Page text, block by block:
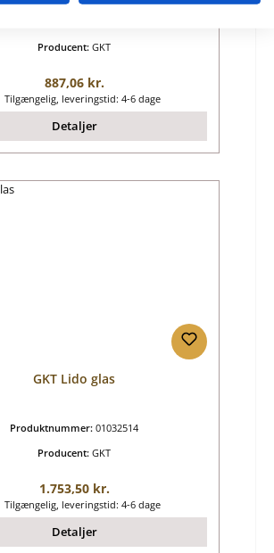
Producent: GKT
Almindelig pris:
887,06 kr.
Tilgængelig, leveringstid: 4-6 dage
Detaljer
GKT Lido glas
Produktnummer: 01032514
Producent: GKT
Almindelig pris:
1.753,50 kr.
Tilgængelig, leveringstid: 4-6 dage
Detaljer